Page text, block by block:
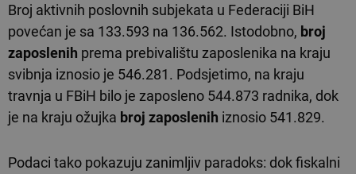
Broj aktivnih poslovnih subjekata u Federaciji BiH
povećan je sa 133.593 na 136.562. Istodobno, broj
zaposlenih prema prebivalištu zaposlenika na kraju
svibnja iznosio je 546.281. Podsjetimo, na kraju
travnja u FBiH bilo je zaposleno 544.873 radnika, dok
je na kraju ožujka broj zaposlenih iznosio 541.829.
Podaci tako pokazuju zanimljiv paradoks: dok fiskalni